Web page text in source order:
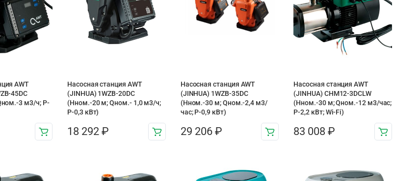
AWT
45DC
3 м3/ч; P-
Насосная станция AWT
(JINHUA) 1WZB-20DC
(Hном.-20 м; Qном.- 1,0 м3/ч;
P-0,3 кВт)
18 292 ₽
Насосная станция AWT
(JINHUA) 1WZB-35DC
(Нном.-30 м; Qном.-2,4 м3/
час; Р-0,9 кВт)
29 206 ₽
Насосная станция AWT
(JINHUA) CHM12-3DCLW
(Нном.-30 м; Qном.-12 м3/час;
Р-2,2 кВт; Wi-Fi)
83 008₽